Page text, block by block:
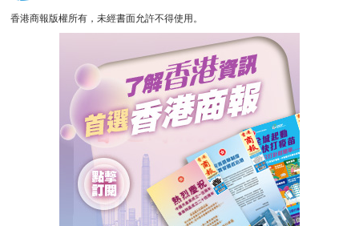
香港商報版權所有，未經書面允許不得使用。